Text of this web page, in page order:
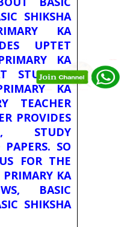
SHIKSHA
KA
UPTET
KA
STUDENT
KA
TEACHER
PROVIDES
STUDY
SO
FOR THE
KA
BASIC
SHIKSHA